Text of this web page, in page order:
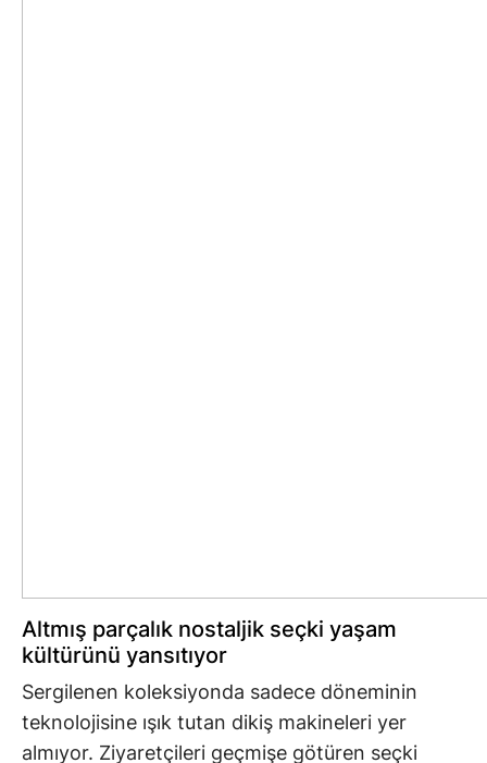
Altmış parçalık nostaljik seçki yaşam
kültürünü yansıtıyor
Sergilenen koleksiyonda sadece döneminin
teknolojisine ışık tutan dikiş makineleri yer
almıyor. Ziyaretçileri geçmişe götüren seçki